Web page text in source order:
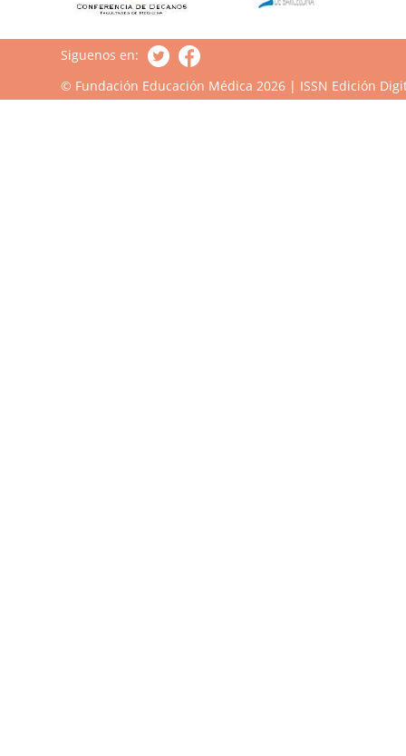
Siguenos en:
© Fundación Educación Médica 2026 | ISSN Edición